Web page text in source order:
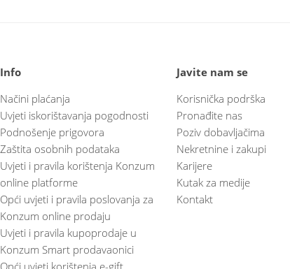
Info
Načini plaćanja
Uvjeti iskorištavanja pogodnosti
Podnošenje prigovora
Zaštita osobnih podataka
Uvjeti i pravila korištenja Konzum
online platforme
Opći uvjeti i pravila poslovanja za
Konzum online prodaju
Uvjeti i pravila kupoprodaje u
Konzum Smart prodavaonici
Opći uvjeti korištenja e-gift
Javite nam se
Korisnička podrška
Pronađite nas
Poziv dobavljačima
Nekretnine i zakupi
Karijere
Kutak za medije
Kontakt